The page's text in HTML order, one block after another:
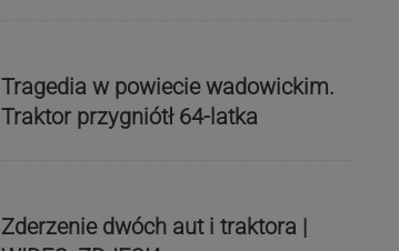
Tragedia w powiecie wadowickim.
Traktor przygniótł 64-latka
Zderzenie dwóch aut i traktora |